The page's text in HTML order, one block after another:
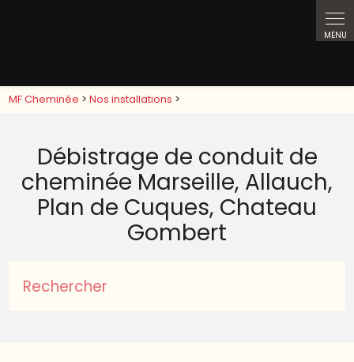
MF Cheminée >Nos installations >
Débistrage de conduit de
cheminée Marseille, Allauch,
Plan de Cuques, Chateau
Gombert
Rechercher